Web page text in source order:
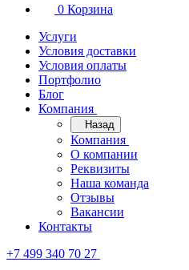
0 Корзина
Услуги
Условия доставки
Условия оплаты
Портфолио
Блог
Компания
Назад
Компания
О компании
Реквизиты
Наша команда
Отзывы
Вакансии
Контакты
+7 499 340 70 27